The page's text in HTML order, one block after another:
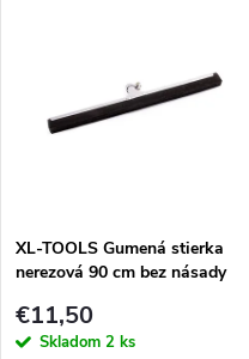
o
v
o
v
XL-TOOLS Gumená stierka
nerezová 90 cm bez násady
€11,50
Skladom 2 ks